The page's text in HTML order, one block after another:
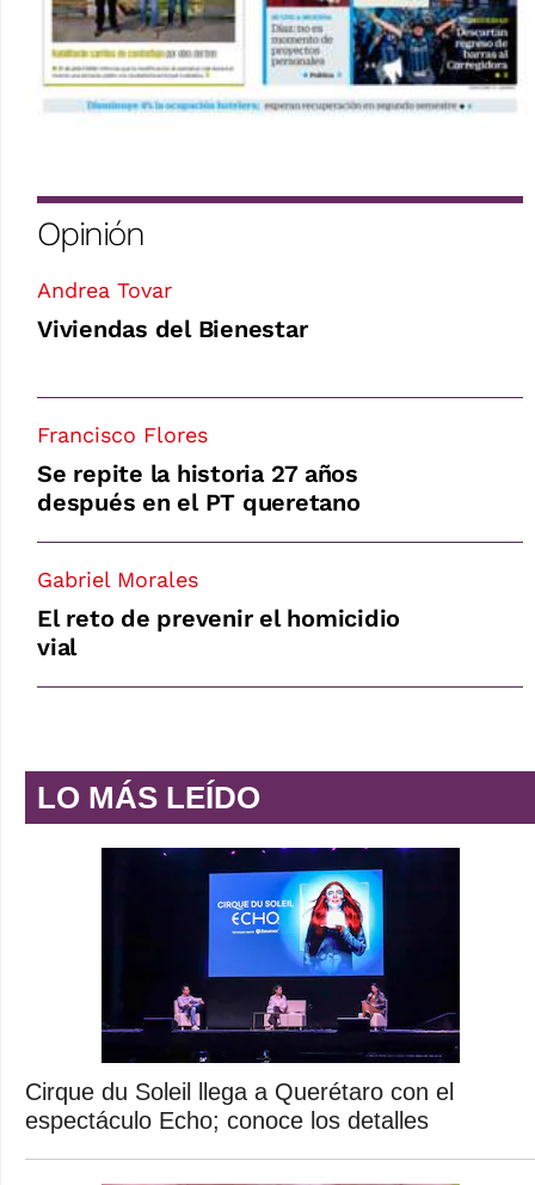
Opinión
Andrea Tovar
Viviendas del Bienestar
Francisco Flores
Se repite la historia 27 años
después en el PT queretano
Gabriel Morales
El reto de prevenir el homicidio
vial
LO MÁS LEÍDO
Cirque du Soleil llega a Querétaro con el
espectáculo Echo; conoce los detalles